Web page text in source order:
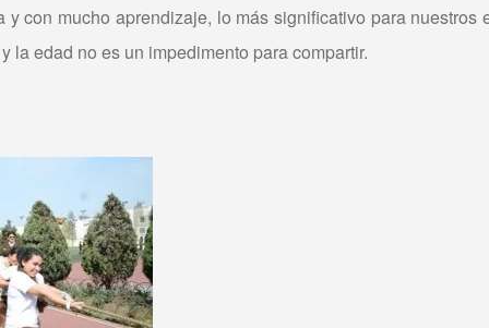
y con mucho aprendizaje, lo más significativo para nuestros
la edad no es un impedimento para compartir.